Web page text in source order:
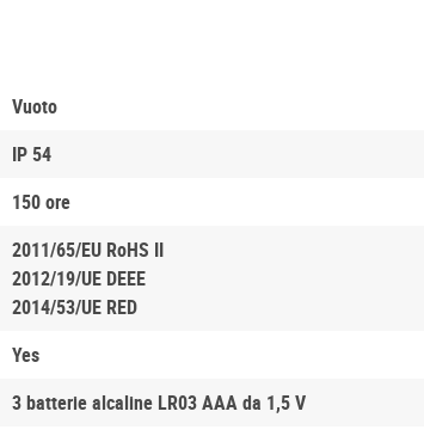
Vuoto
IP 54
150 ore
2011/65/EU RoHS II
2012/19/UE DEEE
2014/53/UE RED
Yes
3 batterie alcaline LR03 AAA da 1,5 V